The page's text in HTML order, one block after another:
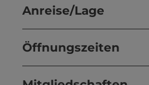
Anreise/Lage
Öffnungszeiten